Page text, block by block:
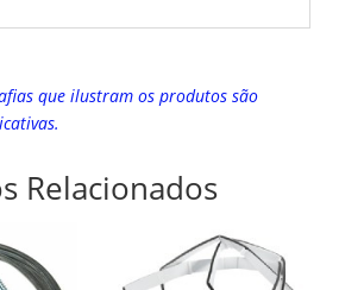
que ilustram os produtos são
Relacionados